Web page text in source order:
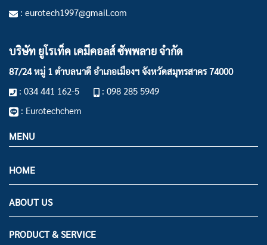
: eurotech1997@gmail.com
บริษัท ยูโรเท็ค เคมีคอลส์ ซัพพลาย จำกัด
87/24 หมู่ 1 ตำบลนาดี อำเภอเมืองฯ จังหวัดสมุทรสาคร 74000
: 034 441 162-5 : 098 285 5949
: Eurotechchem
MENU
HOME
ABOUT US
PRODUCT & SERVICE